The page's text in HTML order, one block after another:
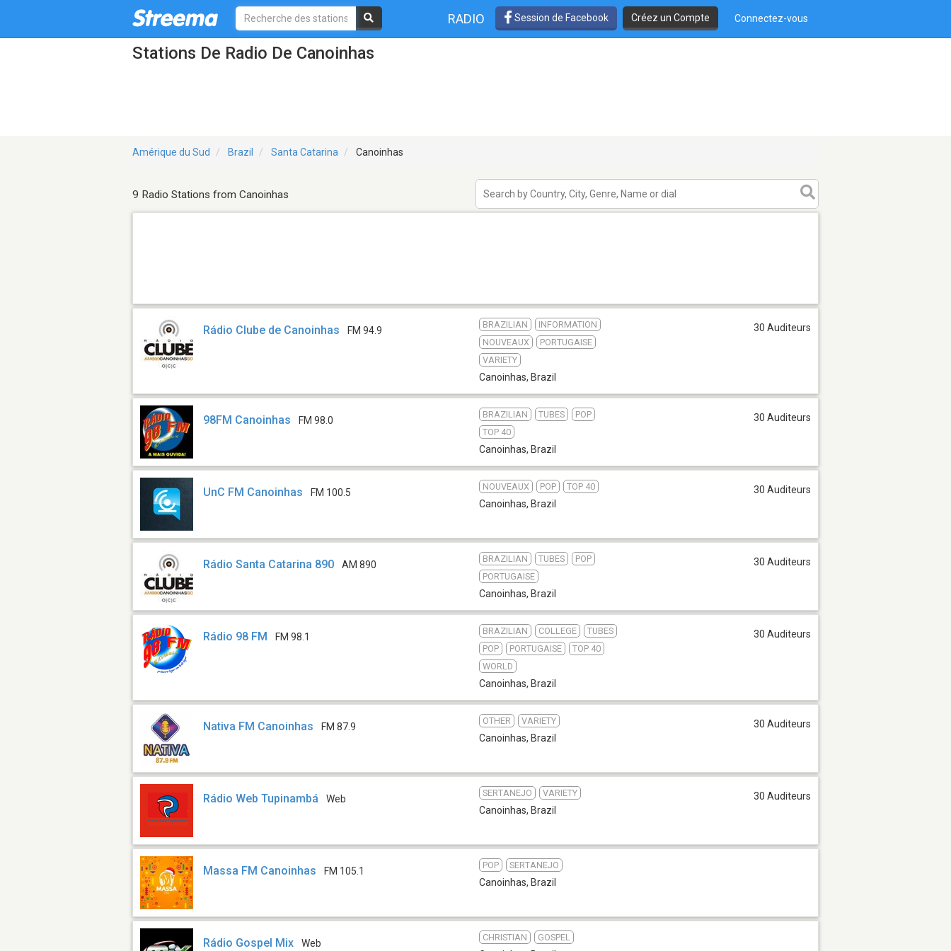
RADIO Session de Facebook Créez un Compte Connectez-vous
Stations De Radio De Canoinhas
Amérique du Sud Brazil Santa Catarina Canoinhas
9 Radio Stations from Canoinhas
Rádio Clube de Canoinhas FM 94.9
BRAZILIAN
INFORMATION
NOUVEAUX
PORTUGAISE
VARIETY
Canoinhas, Brazil
30 Auditeurs
98FM Canoinhas FM 98.0
BRAZILIAN TUBES
POP
TOP 40
Canoinhas, Brazil
30 Auditeurs
UnC FM Canoinhas FM 100.5
NOUVEAUX POP TOP 40
Canoinhas, Brazil
30 Auditeurs
Rádio Santa Catarina 890 AM 890
BRAZILIAN TUBES
POP
PORTUGAISE
Canoinhas, Brazil
30 Auditeurs
Rádio 98 FM FM 98.1
BRAZILIAN COLLEGE
TUBES
POP
PORTUGAISE
TOP 40
WORLD
Canoinhas, Brazil
30 Auditeurs
Nativa FM Canoinhas FM 87.9
OTHER VARIETY
Canoinhas, Brazil
30 Auditeurs
Rádio Web Tupinambá Web
SERTANEJO VARIETY
Canoinhas, Brazil
30 Auditeurs
Massa FM Canoinhas FM 105.1
POP SERTANEJO
Canoinhas, Brazil
Rádio Gospel Mix Web
CHRISTIAN GOSPEL